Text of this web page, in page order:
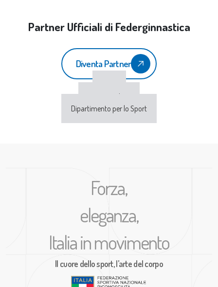
Partner Ufficiali di Federginnastica
Diventa Partner
Sport e Salute
Dipartimento per lo Sport
Forza,
eleganza,
Italia in movimento
Il cuore dello sport, l’arte del corpo